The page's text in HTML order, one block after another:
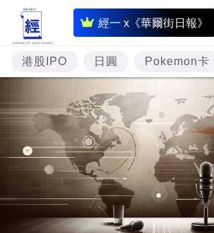
經一 x《華爾街日報》
即
時
財
經
專
題
投
資
樓
市
港股IPO 日圓 Pokemon卡